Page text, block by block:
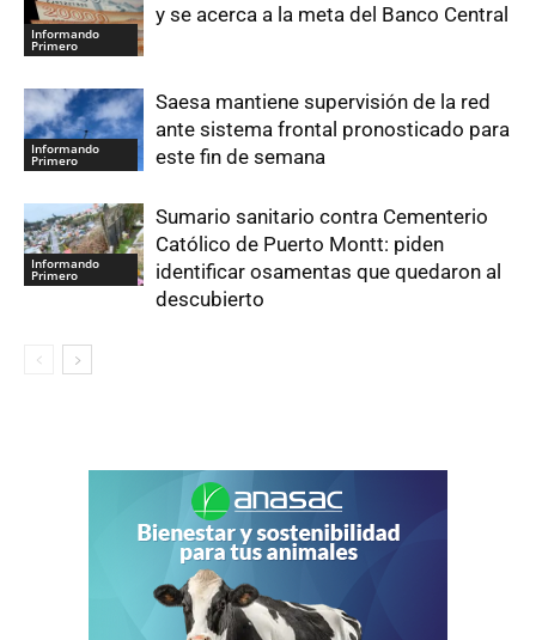
Informando
Primero
y se acerca a la meta del Banco Central
Informando
Primero
Saesa mantiene supervisión de la red
ante sistema frontal pronosticado para
este fin de semana
Informando
Primero
Sumario sanitario contra Cementerio
Católico de Puerto Montt: piden
identificar osamentas que quedaron al
descubierto